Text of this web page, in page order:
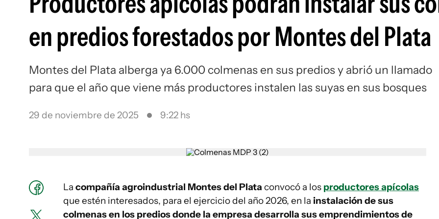
en predios forestados por Montes del Plata
Montes del Plata alberga ya 6.000 colmenas en sus predios y abrió un llamado
para que el año que viene más productores instalen las suyas en sus bosques
29 de noviembre de 2025 9:22 hs
La compañía agroindustrial Montes del Plata convocó a los productores apícolas
que estén interesados, para el ejercicio del año 2026, en la instalación de sus
colmenas en los predios donde la empresa desarrolla sus emprendimientos de